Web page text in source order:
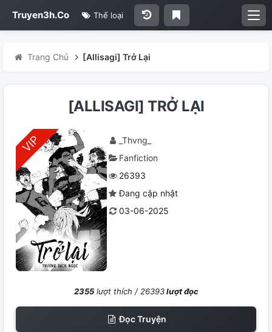
Truyen3h.Co Thể loại
Trang Chủ [Allisagi] Trở Lại
[ALLISAGI] TRỞ LẠI
_Thvng_
Fanfiction
26393
Đang cập nhật
03-06-2025
2355lượt thích /26393lượt đọc
Đọc Truyện